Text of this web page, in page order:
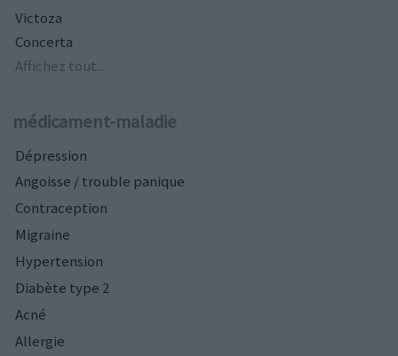
Victoza
Concerta
Affichez tout...
médicament-maladie
Dépression
Angoisse / trouble panique
Contraception
Migraine
Hypertension
Diabète type 2
Acné
Allergie